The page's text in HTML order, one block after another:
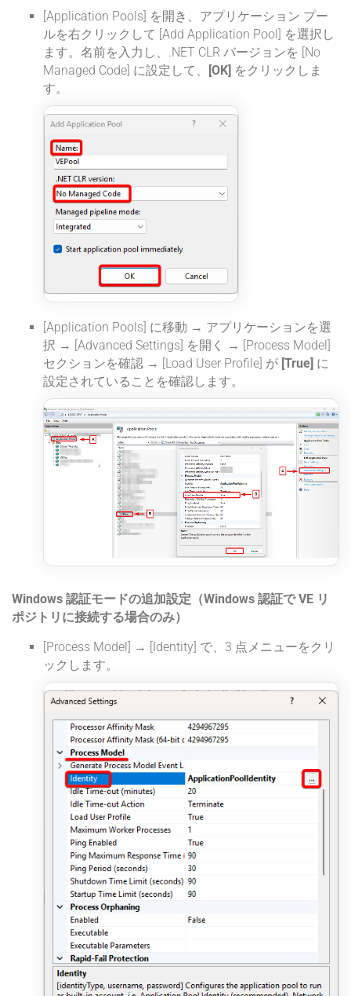
[Application Pools] を開き、アプリケーション プー
ルを右クリックして [Add Application Pool] を選択し
ます。名前を入力し、.NET CLR バージョンを [No
Managed Code] に設定して、
[OK] をクリックしま
す。
[Application Pools] に移動 → アプリケーションを選
択 → [Advanced Settings] を開く → [Process Model]
セクションを確認 → [Load User Profile] が [True] に
設定されていることを確認します。
Windows 認証モードの追加設定（Windows 認証で VE リ
ポジトリに接続する場合のみ）
[Process Model] → [Identity] で、3 点メニューをクリ
ックします。